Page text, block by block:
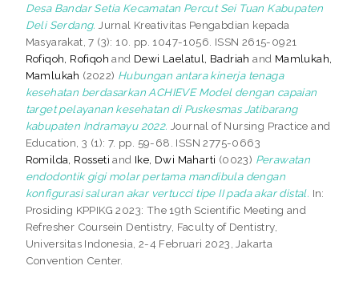
Desa Bandar Setia Kecamatan Percut Sei Tuan Kabupaten
Deli Serdang. Jurnal Kreativitas Pengabdian kepada
Masyarakat, 7 (3): 10. pp. 1047-1056. ISSN 2615-0921
Rofiqoh, Rofiqoh and Dewi Laelatul, Badriah and Mamlukah,
Mamlukah (2022) Hubungan antara kinerja tenaga
kesehatan berdasarkan ACHIEVE Model dengan capaian
target pelayanan kesehatan di Puskesmas Jatibarang
kabupaten Indramayu 2022. Journal of Nursing Practice and
Education, 3 (1): 7. pp. 59-68. ISSN 2775-0663
Romilda, Rosseti and Ike, Dwi Maharti (0023) Perawatan
endodontik gigi molar pertama mandibula dengan
konfigurasi saluran akar vertucci tipe II pada akar distal. In:
Prosiding KPPIKG 2023: The 19th Scientific Meeting and
Refresher Coursein Dentistry, Faculty of Dentistry,
Universitas Indonesia, 2-4 Februari 2023, Jakarta
Convention Center.